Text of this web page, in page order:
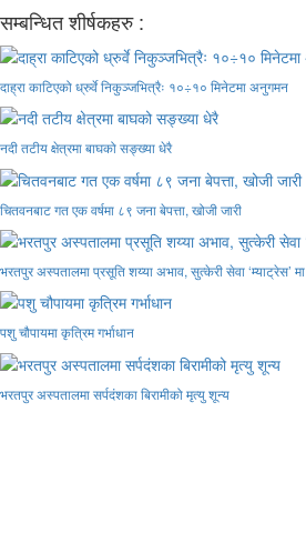
सम्बन्धित शीर्षकहरु :
दाह्रा काटिएको ध्रुर्वे निकुञ्जभित्रैः १०÷१० मिनेटमा अनुगमन
नदी तटीय क्षेत्रमा बाघको सङ्ख्या धेरै
चितवनबाट गत एक वर्षमा ८९ जना बेपत्ता, खोजी जारी
भरतपुर अस्पतालमा प्रसूति शय्या अभाव, सुत्केरी सेवा ‘म्याट्रेस’ मा
पशु चौपायमा कृत्रिम गर्भाधान
भरतपुर अस्पतालमा सर्पदंशका बिरामीको मृत्यु शून्य